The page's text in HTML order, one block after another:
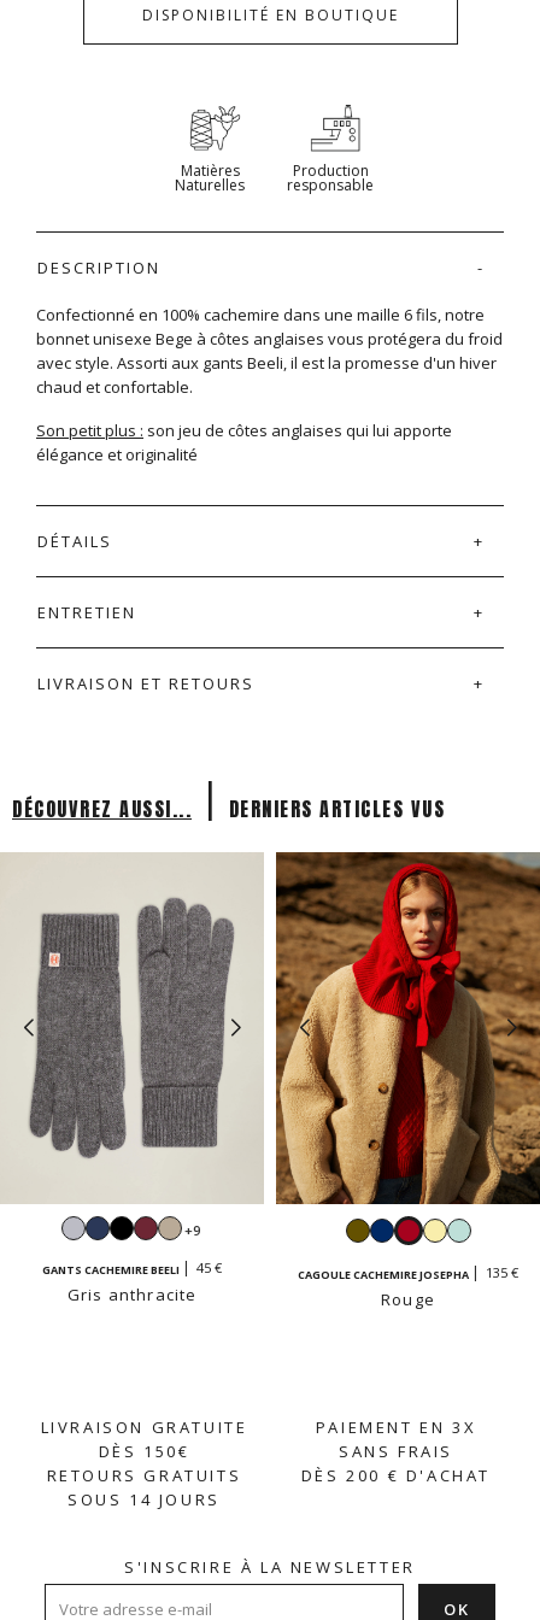
DISPONIBILITÉ EN BOUTIQUE
Matières
Naturelles
Production
responsable
DESCRIPTION
Confectionné en 100% cachemire dans une maille 6 fils, notre
bonnet unisexe Bege à côtes anglaises vous protégera du froid
avec style. Assorti aux gants Beeli, il est la promesse d'un hiver
chaud et confortable.
Son petit plus : son jeu de côtes anglaises qui lui apporte
élégance et originalité
DÉTAILS
ENTRETIEN
LIVRAISON ET RETOURS
DÉCOUVREZ AUSSI... | DERNIERS ARTICLES VUS
GrisNavyNoirBordeaux
Beige
+9
GANTS CACHEMIRE BEELI 45 €
Gris anthracite
KakiNavyRouge
JauneVert
CAGOULE CACHEMIRE JOSEPHA 135 €
Rouge
LIVRAISON GRATUITE
DÈS 150€
RETOURS GRATUITS
SOUS 14 JOURS
PAIEMENT EN 3X
SANS FRAIS
DÈS 200 € D'ACHAT
S'INSCRIRE À LA NEWSLETTER